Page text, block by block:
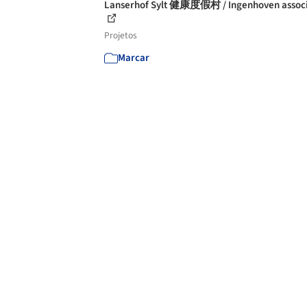
Lanserhof Sylt 健康度假村 / Ingenhoven
Projetos
Marcar